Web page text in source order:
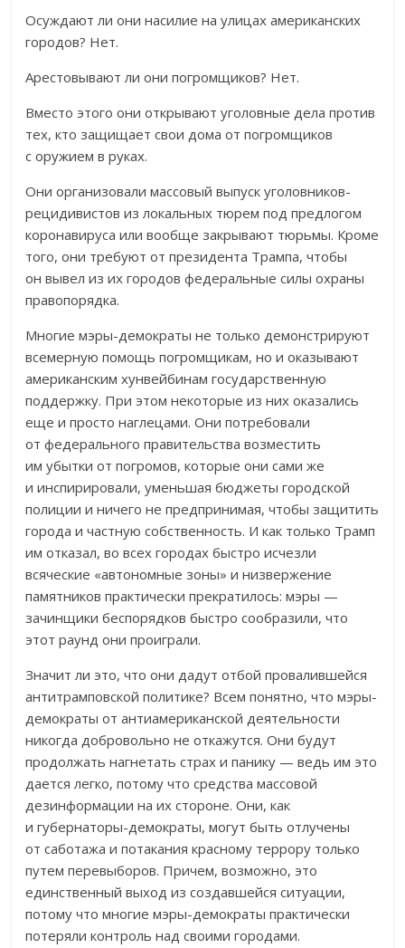
Осуждают ли они насилие на улицах американских
городов? Нет.
Арестовывают ли они погромщиков? Нет.
Вместо этого они открывают уголовные дела против
тех, кто защищает свои дома от погромщиков
с оружием в руках.
Они организовали массовый выпуск уголовников-
рецидивистов из локальных тюрем под предлогом
коронавируса или вообще закрывают тюрьмы. Кроме
того, они требуют от президента Трампа, чтобы
он вывел из их городов федеральные силы охраны
правопорядка.
Многие мэры-демократы не только демонстрируют
всемерную помощь погромщикам, но и оказывают
американским хунвейбинам государственную
поддержку. При этом некоторые из них оказались
еще и просто наглецами. Они потребовали
от федерального правительства возместить
им убытки от погромов, которые они сами же
и инспирировали, уменьшая бюджеты городской
полиции и ничего не предпринимая, чтобы защитить
города и частную собственность. И как только Трамп
им отказал, во всех городах быстро исчезли
всяческие «автономные зоны» и низвержение
памятников практически прекратилось: мэры —
зачинщики беспорядков быстро сообразили, что
этот раунд они проиграли.
Значит ли это, что они дадут отбой провалившейся
антитрамповской политике? Всем понятно, что мэры-
демократы от антиамериканской деятельности
никогда добровольно не откажутся. Они будут
продолжать нагнетать страх и панику — ведь им это
дается легко, потому что средства массовой
дезинформации на их стороне. Они, как
и губернаторы-демократы, могут быть отлучены
от саботажа и потакания красному террору только
путем перевыборов. Причем, возможно, это
единственный выход из создавшейся ситуации,
потому что многие мэры-демократы практически
потеряли контроль над своими городами.